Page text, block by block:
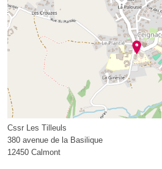
Cssr Les Tilleuls
380 avenue de la Basilique
12450 Calmont